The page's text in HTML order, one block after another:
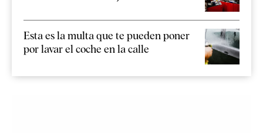
Esta es la multa que te pueden poner
por lavar el coche en la calle